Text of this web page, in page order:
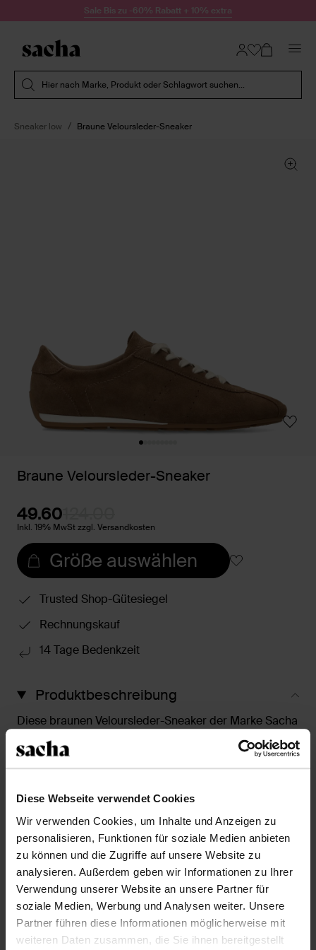
Diese Webseite verwendet Cookies
Wir verwenden Cookies, um Inhalte und Anzeigen zu
personalisieren, Funktionen für soziale Medien anbieten
zu können und die Zugriffe auf unsere Website zu
analysieren. Außerdem geben wir Informationen zu Ihrer
Verwendung unserer Website an unsere Partner für
soziale Medien, Werbung und Analysen weiter. Unsere
Partner führen diese Informationen möglicherweise mit
weiteren Daten zusammen, die Sie ihnen bereitgestellt
Zum Inhalt springenSale Bis zu -60% Rabatt + 10% extra
Hier nach Marke, Produkt oder Schlagwort suchen...
Sneaker low Braune Veloursleder-Sneaker
Braune Veloursleder-Sneaker
49.60
Inkl. 19% MwSt zzgl. Versandkosten
Größe auswählen
Trusted Shop-Gütesiegel
Rechnungskauf
14 Tage Bedenkzeit
Produktbeschreibung
Diese braunen Veloursleder-Sneaker der Marke Sacha
haben weiße Schnürsenkel. Die Außenseite der
Schuhe ist aus Veloursleder, die Innenseite ist aus
Leder gearbeitet.
Produktdetails
Lieferung & Rücksendung
zurückgehen